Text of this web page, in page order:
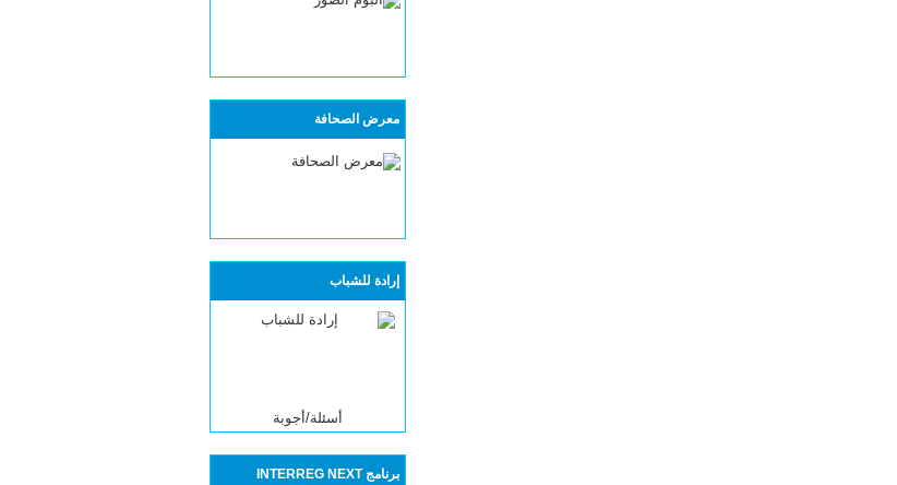
معرض الصحافة
إرادة للشباب
أسئلة/أجوبة
برنامج INTERREG NEXT